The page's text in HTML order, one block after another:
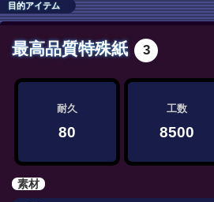
目的アイテム
最高品質特殊紙 3
耐久
80
工数
8500
素材